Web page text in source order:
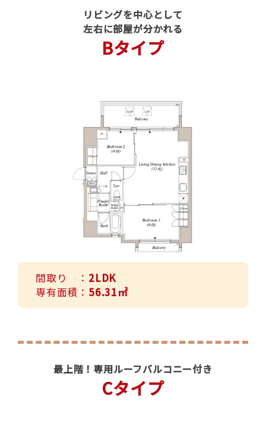
リビングを中心として
左右に部屋が分かれる
Bタイプ
間取り ： 2LDK
専有面積： 56.31㎡
最上階！専用ルーフバルコニー付き
Cタイプ